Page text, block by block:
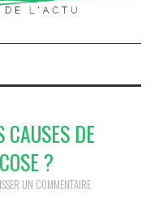
CAUSES DE
?
UN COMMENTAIRE